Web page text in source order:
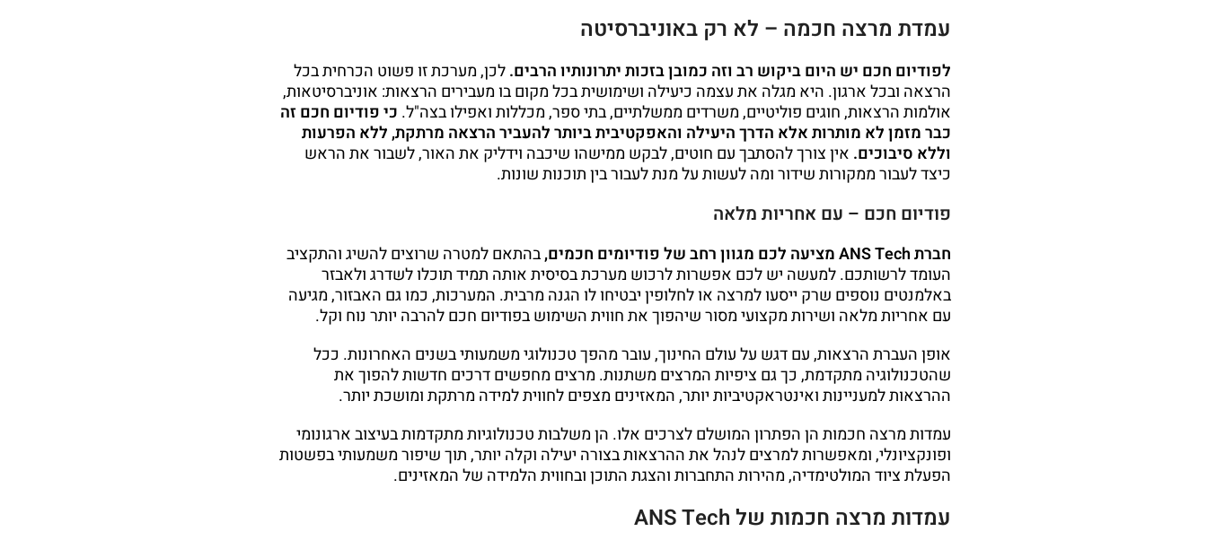
עמדת מרצה חכמה – לא רק באוניברסיטה
לפודיום חכם יש היום ביקוש רב וזה כמובן בזכות יתרונותיו הרבים.לכן, מערכת זו פשוט הכרחית בכל
הרצאה ובכל ארגון. היא מגלה את עצמה כיעילה ושימושית בכל מקום בו מעבירים הרצאות: אוניברסיטאות,
אולמות הרצאות, חוגים פוליטיים, משרדים ממשלתיים, בתי ספר, מכללות ואפילו בצה"ל. כי פודיום חכם זה
כבר מזמן לא מותרות אלא הדרך היעילה והאפקטיבית ביותר להעביר הרצאה מרתקת, ללא הפרעות
וללא סיבוכים. אין צורך להסתבך עם חוטים, לבקש ממישהו שיכבה וידליק את האור, לשבור את הראש
כיצד לעבור ממקורות שידור ומה לעשות על מנת לעבור בין תוכנות שונות.
פודיום חכם – עם אחריות מלאה
חברת ANS Tech מציעה לכם מגוון רחב של פודיומים חכמים,
בהתאם למטרה שרוצים להשיג והתקציב
העומד לרשותכם. למעשה יש לכם אפשרות לרכוש מערכת בסיסית אותה תמיד תוכלו לשדרג ולאבזר
באלמנטים נוספים שרק ייסעו למרצה או לחלופין יבטיחו לו הגנה מרבית. המערכות, כמו גם האבזור, מגיעה
עם אחריות מלאה ושירות מקצועי מסור שיהפוך את חווית השימוש בפודיום חכם להרבה יותר נוח וקל.
אופן העברת הרצאות, עם דגש על עולם החינוך, עובר מהפך טכנולוגי משמעותי בשנים האחרונות. ככל
שהטכנולוגיה מתקדמת, כך גם ציפיות המרצים משתנות. מרצים מחפשים דרכים חדשות להפוך את
ההרצאות למעניינות ואינטראקטיביות יותר, המאזינים מצפים לחווית למידה מרתקת ומושכת יותר.
עמדות מרצה חכמות הן הפתרון המושלם לצרכים אלו. הן משלבות טכנולוגיות מתקדמות בעיצוב ארגונומי
ופונקציונלי, ומאפשרות למרצים לנהל את ההרצאות בצורה יעילה וקלה יותר, תוך שיפור משמעותי בפשטות
הפעלת ציוד המולטימדיה, מהירות התחברות והצגת התוכן ובחווית הלמידה של המאזינים.
עמדות מרצה חכמות של ANS Tech